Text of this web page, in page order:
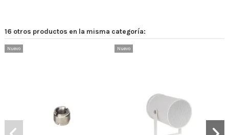
16 otros productos en la misma categoría:
Nuevo Nuevo